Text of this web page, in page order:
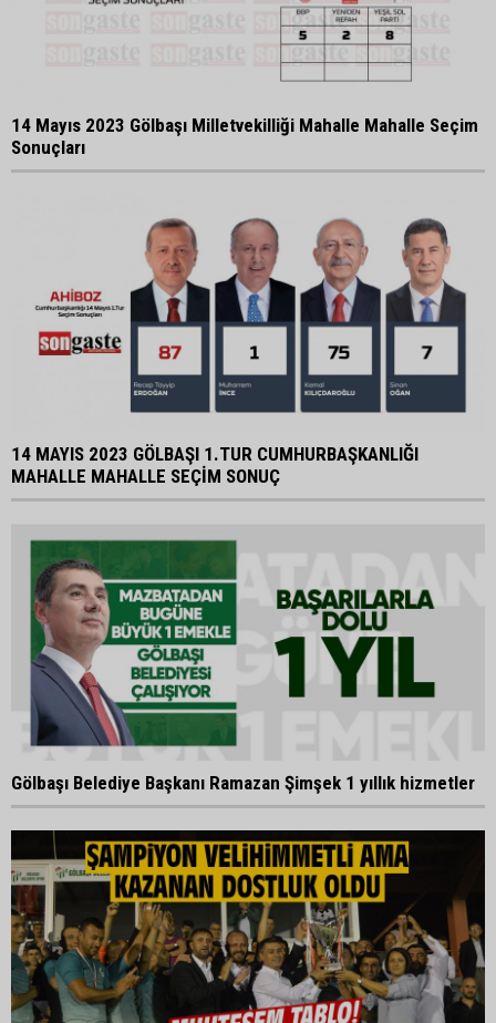
14 Mayıs 2023 Gölbaşı Milletvekilliği Mahalle Mahalle Seçim
Sonuçları
14 MAYIS 2023 GÖLBAŞI 1.TUR CUMHURBAŞKANLIĞI
MAHALLE MAHALLE SEÇİM SONUÇ
Gölbaşı Belediye Başkanı Ramazan Şimşek 1 yıllık hizmetler